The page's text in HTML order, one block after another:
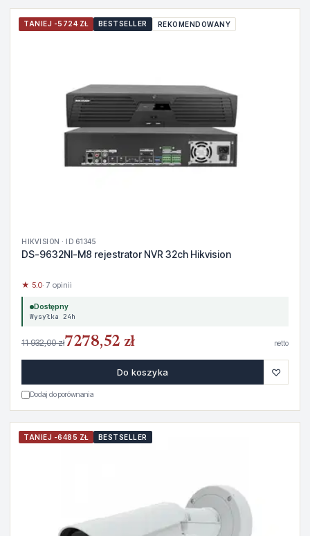
TANIEJ -5724 ZŁ BESTSELLER REKOMENDOWANY
HIKVISION · ID 61345
DS-9632NI-M8 rejestrator NVR 32ch Hikvision
★ 5.0· 7 opinii
Dostępny
Wysyłka 24h
11 932,00 zł7278,52 zł netto
Do koszyka ♡
Dodaj do porównania
TANIEJ -6485 ZŁ BESTSELLER